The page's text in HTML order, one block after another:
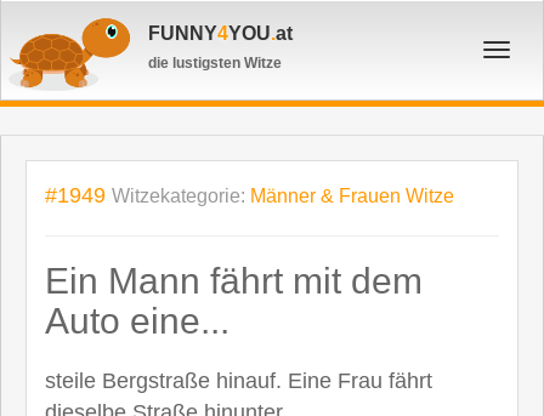
FUNNY4YOU.at
die lustigsten Witze
#1949 Witzekategorie: Männer & Frauen Witze
Ein Mann fährt mit dem
Auto eine...
steile Bergstraße hinauf. Eine Frau fährt